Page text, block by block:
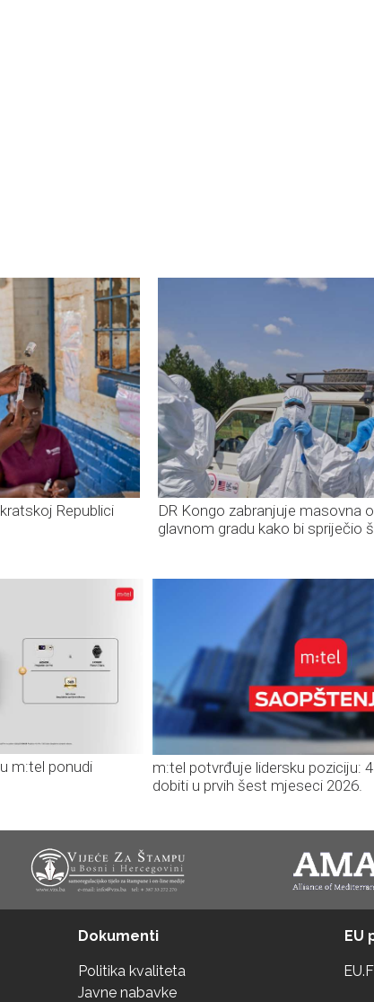
Republici
DR Kongo zabranjuje masovna
glavnom gradu kako bi spriječio
m:tel ponudi
m:tel potvrđuje lidersku poziciju:
dobiti u prvih šest mjeseci 2026.
Dokumenti
Politika kvaliteta
Javne nabavke
EU